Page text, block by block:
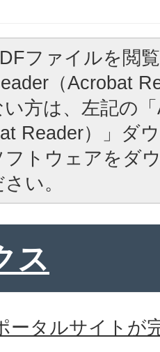
ファイルを閲
（Acrobat
方は、左記の
Reader）」ダ
フトウェアをダ
い。
ス
ータルサイトが